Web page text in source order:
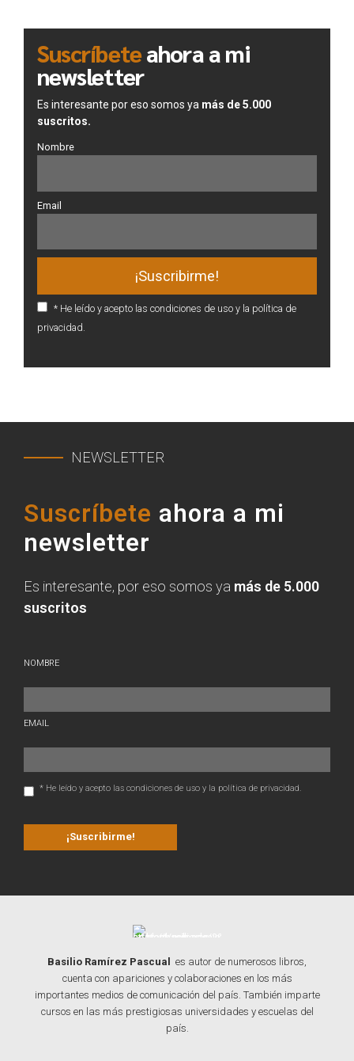
Suscríbeteahora a mi
newsletter
Es interesante por eso somos ya más de 5.000
suscritos.
Nombre
Email
* He leído y acepto las condiciones de uso y la política de
privacidad.
NEWSLETTER
Suscríbete ahora a mi
newsletter
Es interesante, por eso somos ya más de 5.000
suscritos
NOMBRE
EMAIL
* He leído y acepto las condiciones de uso y la política de privacidad.
Basilio Ramírez Pascual
es autor de numerosos libros,
cuenta con apariciones y colaboraciones en los más
importantes medios de comunicación del país. También imparte
cursos en las más prestigiosas universidades y escuelas del
país.